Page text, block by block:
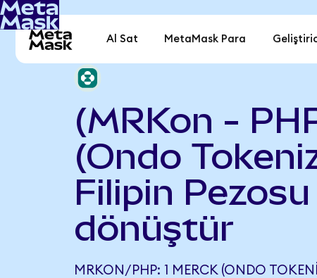
Al Sat MetaMask Para
(MRKon -
(Ondo
Filipin Pezosu
dönüştür
MRKON/PHP: 1 MERCK (ONDO